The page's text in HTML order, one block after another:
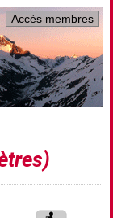
Accès membres